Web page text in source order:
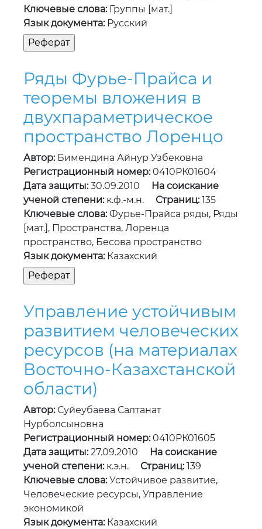
Ключевые слова:Группы [мат.]
Язык документа:Русский
Ряды Фурье-Прайса и
теоремы вложения в
двухпараметрическое
пространство Лоренцо
Автор:Бимендина Айнур Узбековна
Регистрационный номер:0410РК01604
Дата защиты:30.09.2010
На соискание
ученой степени:к.ф.-м.н. Страниц:135
Ключевые слова:Фурье-Прайса ряды, Ряды
[мат.], Пространства, Лоренца
пространство, Бесова пространство
Язык документа:Казахский
Управление устойчивым
развитием человеческих
ресурсов (на материалах
Восточно-Казахстанской
области)
Автор:Суйеубаева Салтанат
Нурболсыновна
Регистрационный номер:0410РК01605
Дата защиты:27.09.2010
На соискание
ученой степени:к.э.н. Страниц:139
Ключевые слова:Устойчивое развитие,
Человеческие ресурсы, Управление
экономикой
Язык документа:Казахский